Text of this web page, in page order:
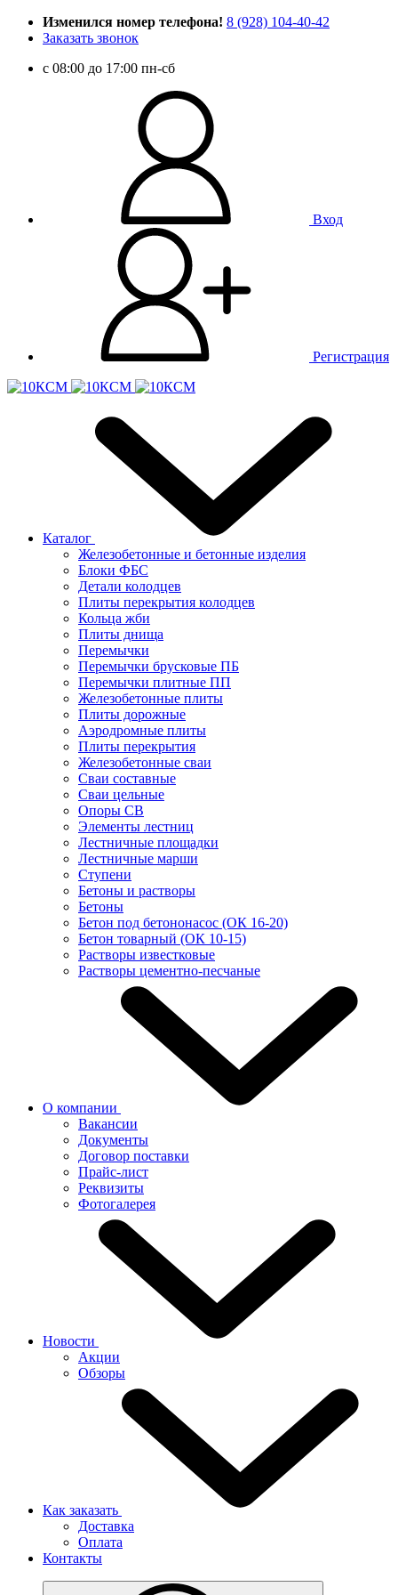
Изменился номер телефона! 8 (928) 104-40-42
Заказать звонок
c 08:00 до 17:00 пн-сб
Вход
Регистрация
Каталог
Железобетонные и бетонные изделия
Блоки ФБС
Детали колодцев
Плиты перекрытия колодцев
Кольца жби
Плиты днища
Перемычки
Перемычки брусковые ПБ
Перемычки плитные ПП
Железобетонные плиты
Плиты дорожные
Аэродромные плиты
Плиты перекрытия
Железобетонные сваи
Сваи составные
Сваи цельные
Опоры СВ
Элементы лестниц
Лестничные площадки
Лестничные марши
Ступени
Бетоны и растворы
Бетоны
Бетон под бетононасос (ОК 16-20)
Бетон товарный (ОК 10-15)
Растворы известковые
Растворы цементно-песчаные
О компании
Вакансии
Документы
Договор поставки
Прайс-лист
Реквизиты
Фотогалерея
Новости
Акции
Обзоры
Как заказать
Доставка
Оплата
Контакты